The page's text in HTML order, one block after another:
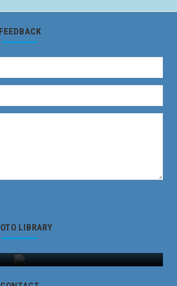
FEEDBACK
LIBRARY